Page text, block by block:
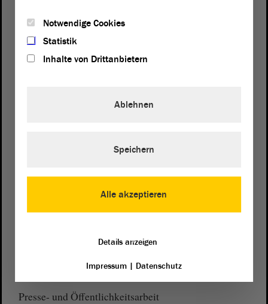
0391 / 560 - 1123
Presse- und Öffentlichkeitsarbeit
Notwendige Cookies
Statistik
Inhalte von Drittanbietern
Alle akzeptieren
Ablehnen
Speichern
Details anzeigen
Impressum| Datenschutz